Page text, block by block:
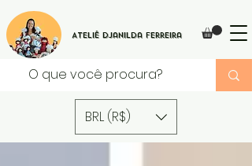
Ateliê Djanilda Ferreira
BRL (R$)